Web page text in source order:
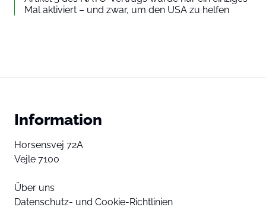
Mal aktiviert – und zwar, um den USA zu helfen
Information
Horsensvej 72A
Vejle 7100
Über uns
Datenschutz- und Cookie-Richtlinien